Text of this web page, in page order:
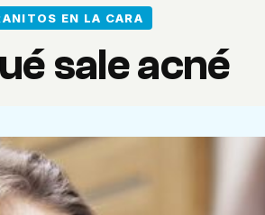
EN LA CARA
sale acné